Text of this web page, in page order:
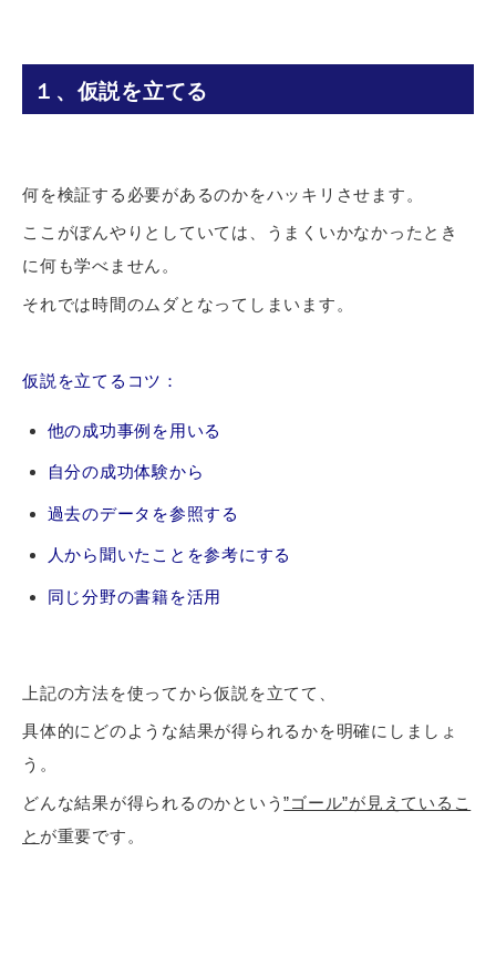
１、仮説を立てる
何を検証する必要があるのかをハッキリさせます。
ここがぼんやりとしていては、うまくいかなかったとき
に何も学べません。
それでは時間のムダとなってしまいます。
仮説を立てるコツ：
他の成功事例を用いる
自分の成功体験から
過去のデータを参照する
人から聞いたことを参考にする
同じ分野の書籍を活用
上記の方法を使ってから仮説を立てて、
具体的にどのような結果が得られるかを明確にしましょ
う。
どんな結果が得られるのかという”ゴール”が見えているこ
と が重要です。